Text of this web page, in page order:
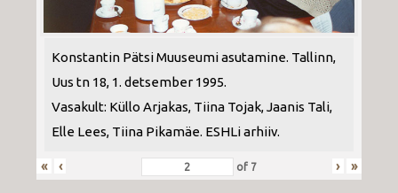
Konstantin Pätsi Muuseumi asutamine. Tallinn,
Uus tn 18, 1. detsember 1995.
Vasakult: Küllo Arjakas, Tiina Tojak, Jaanis Tali,
Elle Lees, Tiina Pikamäe. ESHLi arhiiv.
« ‹ of 7 › »